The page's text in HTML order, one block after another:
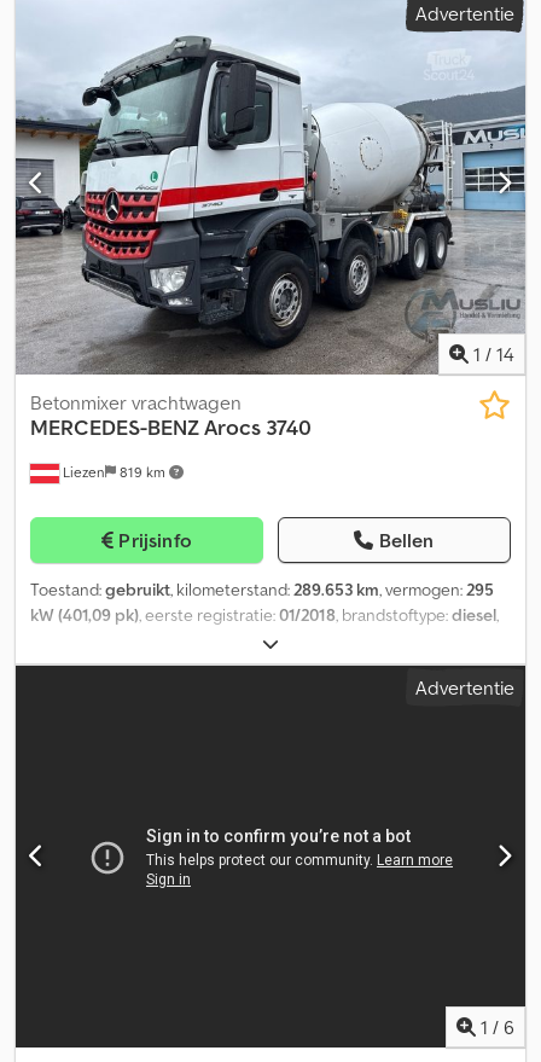
ABS, airconditioning,
elektronisch stabiliteitsprogramma (ESP), navigatiesysteem
Mercedes-Benz Arocs Putzmeister betonmixerwagen MB Arocs
3751 8x4 Automatische versnellingsbak 178.000 km Banden ca.
70% profiel Dkodpfx Aozlzn Rsiper Bladveer-luchtvering
Putzmeister 10 m³ Hardox Interne en externe bediening Direct
inzetbaar 3 verlengslangen Alle gegevens zijn vrijblijvend, voor
eventuele fouten wordt geen aansprakelijkheid aanvaard.
Tussentijdse verkoop voorbehouden. Verkoop uitsluitend aan
zakelijke afnemers. Foto's zijn uitsluitend bewerkt ter
bescherming van de klant.
Advertentie
1 / 14
Liezen 819 km
Betonmixer vrachtwagen
MERCEDES-BENZArocs 3740
Prijsinfo Bellen
Toestand:gebruikt, kilometerstand: 289.653 km, vermogen: 295
kW (401,09 pk) , eerste registratie:01/2018 , brandstoftype:diesel
mechanisch, emissieklasse:
Betonmixer Mercedes Benz Arocs 3740 ---- Technische
Aezctwmsipor
Advertentie
1 / 6